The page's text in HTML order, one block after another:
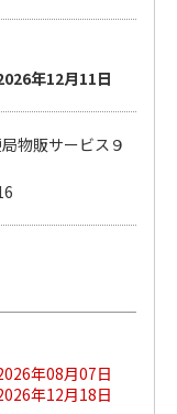
谷翔平 2026 NL 3・
4月投手…
年12月11日
物販サービス９
年08月07日
年12月18日